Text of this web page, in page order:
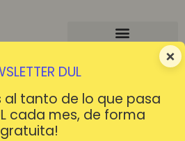
×
DUL
al tanto de lo que pasa
cada mes, de forma
gratuita!